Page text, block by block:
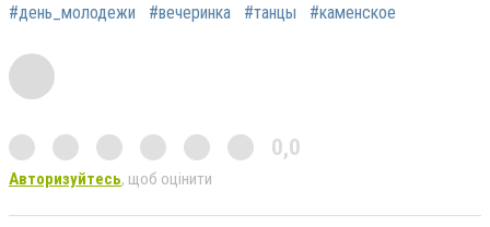
#день_молодежи #вечеринка #танцы #каменское
0,0
Авторизуйтесь, щоб оцінити